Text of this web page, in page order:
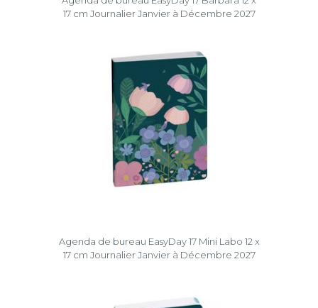
17 cm Journalier Janvier à Décembre 2027
Agenda de bureau EasyDay 17 Mini Labo 12 x
17 cm Journalier Janvier à Décembre 2027